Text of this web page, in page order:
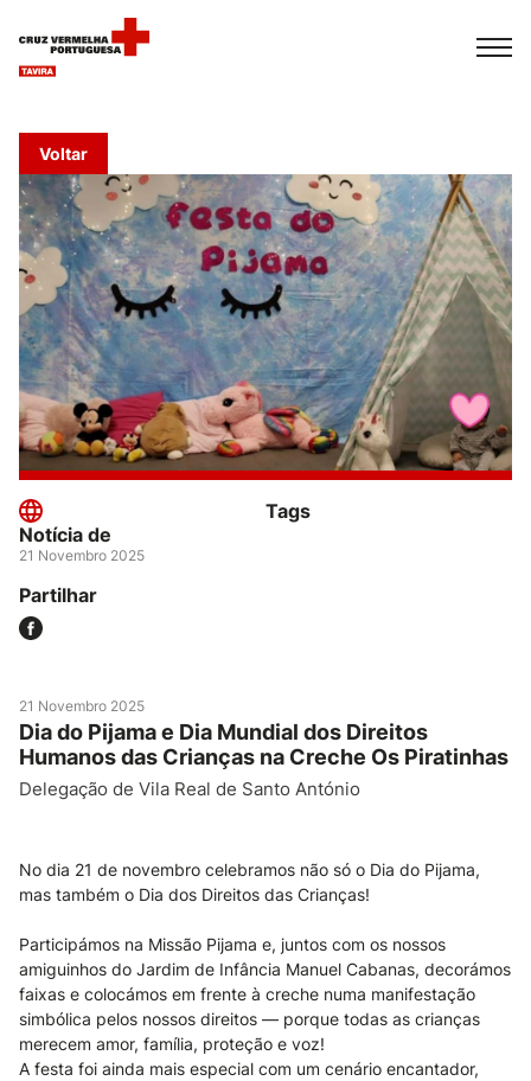
Voltar
Notícia de
21 Novembro 2025
Tags
Partilhar
21 Novembro 2025
Dia do Pijama e Dia Mundial dos Direitos
Humanos das Crianças na Creche Os Piratinhas
Delegação de Vila Real de Santo António
No dia 21 de novembro celebramos não só o Dia do Pijama,
mas também o Dia dos Direitos das Crianças!
Participámos na Missão Pijama e, juntos com os nossos
amiguinhos do Jardim de Infância Manuel Cabanas, decorámos
faixas e colocámos em frente à creche numa manifestação
simbólica pelos nossos direitos — porque todas as crianças
merecem amor, família, proteção e voz!
A festa foi ainda mais especial com um cenário encantador,